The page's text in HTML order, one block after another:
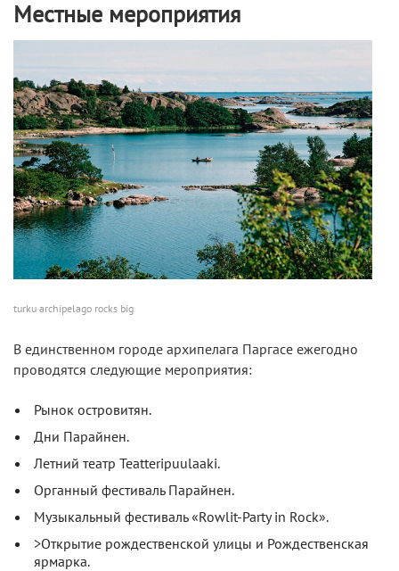
Местные мероприятия
turku archipelago rocks big
В единственном городе архипелага Паргасе ежегодно
проводятся следующие мероприятия:
Рынок островитян.
Дни Парайнен.
Летний театр Teatteripuulaaki.
Органный фестиваль Парайнен.
Музыкальный фестиваль «Rowlit-Party in Rock».
>Открытие рождественской улицы и Рождественская
ярмарка.